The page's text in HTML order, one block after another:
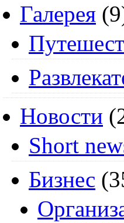
Галерея
Новости
Short
Бизнес